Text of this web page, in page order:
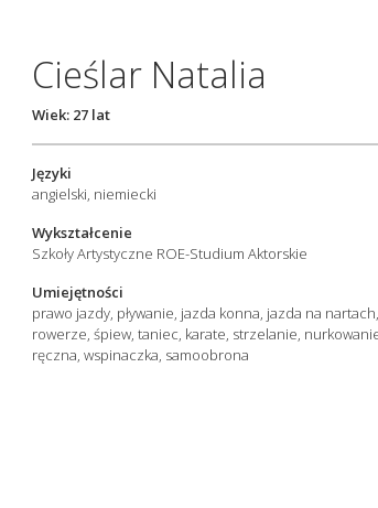
Cieślar Natalia
Wiek: 27 lat
Języki
angielski, niemiecki
Wykształcenie
Szkoły Artystyczne ROE-Studium Aktorskie
Umiejętności
prawo jazdy, pływanie, jazda konna, jazda na
rowerze, śpiew, taniec, karate, strzelanie,
ręczna, wspinaczka, samoobrona